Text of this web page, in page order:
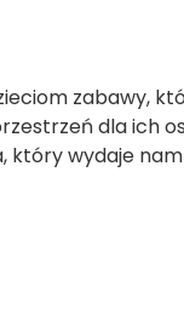
zabawy,
dla ich
wydaje nam